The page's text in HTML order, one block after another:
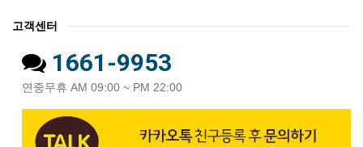
고객센터
1661-9953
연중무휴 AM 09:00 ~ PM 22:00